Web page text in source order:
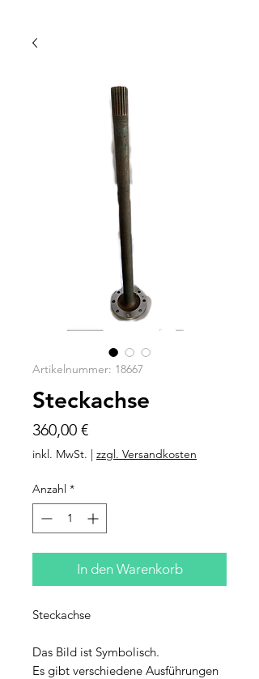
Artikelnummer: 18667
Steckachse
360,00 €Preis
inkl. MwSt. | zzgl. Versandkosten
Anzahl *
In den Warenkorb
Steckachse
Das Bild ist Symbolisch.
Es gibt verschiedene Ausführungen